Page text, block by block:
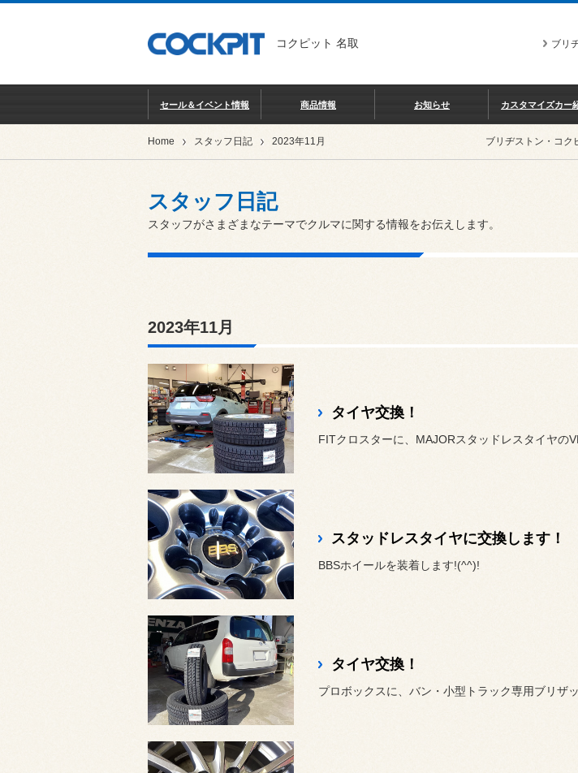
コクピット 名取
ブリ
セール＆イベント情報 商品情報 お知らせ カスタマイズカー
Home スタッフ日記 2023年11月 ブリヂストン・コク
スタッフ日記
スタッフがさまざまなテーマでクルマに関する情報をお伝えします。
2023年11月
タイヤ交換！
FITクロスターに、MAJORスタッドレスタイヤの
スタッドレスタイヤに交換します！
BBSホイールを装着します!(^^)!
タイヤ交換！